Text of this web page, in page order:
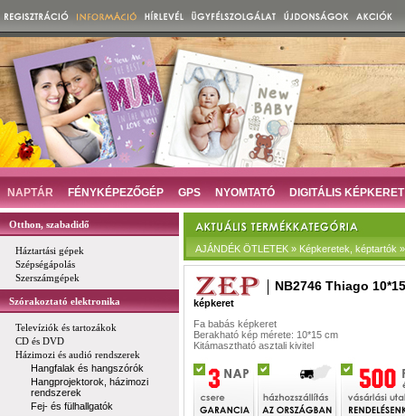
NAPTÁR FÉNYKÉPEZŐGÉP GPS NYOMTATÓ DIGITÁLIS KÉPKERET
Otthon, szabadidő
Háztartási gépek
Szépségápolás
Szerszámgépek
Szórakoztató elektronika
Televíziók és tartozákok
CD és DVD
Házimozi és audió rendszerek
Hangfalak és hangszórók
Hangprojektorok, házimozi
rendszerek
Fej- és fülhallgatók
AJÁNDÉK ÖTLETEK » Képkeretek, képtartók
NB2746 Thiago 10*15
képkeret
Fa babás képkeret
Berakható kép mérete: 10*15 cm
Kitámasztható asztali kivitel